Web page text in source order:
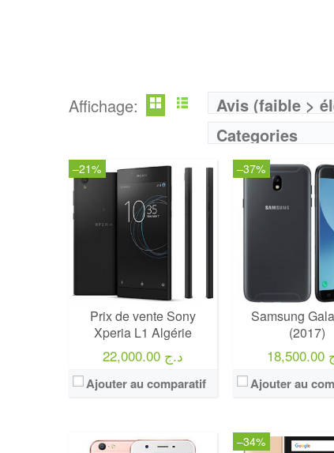
Affichage: Avis (faible >
Categories
–21%
Prix de vente Sony
Xperia L1 Algérie
22,000.00 د.ج
Ajouter au comparatif
–37%
Samsung
(2017)
Ajouter au
–34%